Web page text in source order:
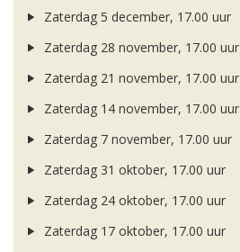
Zaterdag 5 december, 17.00 uur
Zaterdag 28 november, 17.00 uur
Zaterdag 21 november, 17.00 uur
Zaterdag 14 november, 17.00 uur
Zaterdag 7 november, 17.00 uur
Zaterdag 31 oktober, 17.00 uur
Zaterdag 24 oktober, 17.00 uur
Zaterdag 17 oktober, 17.00 uur